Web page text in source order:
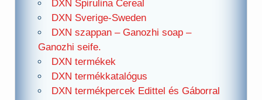
DXN Spirulina Cereal
DXN Sverige-Sweden
DXN szappan – Ganozhi soap –
Ganozhi seife.
DXN termékek
DXN termékkatalógus
DXN termékpercek Edittel és Gáborral